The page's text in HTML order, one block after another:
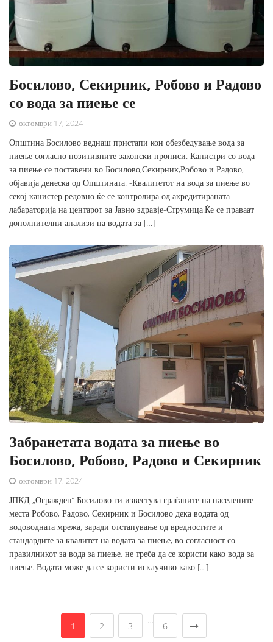
Босилово, Секирник, Робово и Радово
со вода за пиење се
октомври 17, 2024
Општина Босилово веднаш пристапи кон обезбедување вода за
пиење согласно позитивните законски прописи. Канистри со вода
за пиење се поставени во Босилово,Секирник,Робово и Радово,
објавија денеска од Општината. -Квалитетот на вода за пиење во
секој канистер редовно ќе се контролира од акредитираната
лабараторија на центарот за Јавно здравје-Струмица.Ќе се праваат
дополнителни анализи на водата за […]
Забранетата водата за пиење во
Босилово, Робово, Радово и Секирник
октомври 17, 2024
ЈПКД „Огражден“ Босилово ги известува граѓаните на населените
места Робово, Радово, Секирник и Босилово дека водата од
водоводната мрежа, заради отстапување од вредностите и
стандардите за квалитет на водата за пиење, во согласност со
правилникот за вода за пиење, не треба да се користи како вода за
пиење. Водата може да се користи исклучиво како […]
1 2 3
…
6